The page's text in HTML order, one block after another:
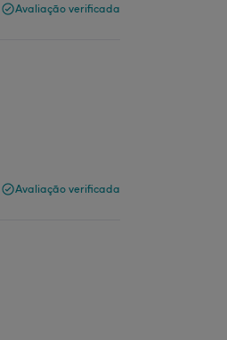
Avaliação verificada
Avaliação verificada